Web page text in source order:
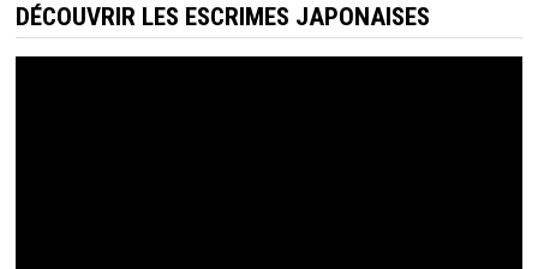
DÉCOUVRIR LES ESCRIMES JAPONAISES